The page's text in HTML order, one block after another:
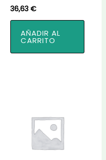
36,63€
AÑADIR AL
CARRITO